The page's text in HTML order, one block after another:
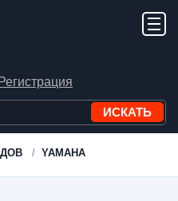
Регистрация
YAMAHA